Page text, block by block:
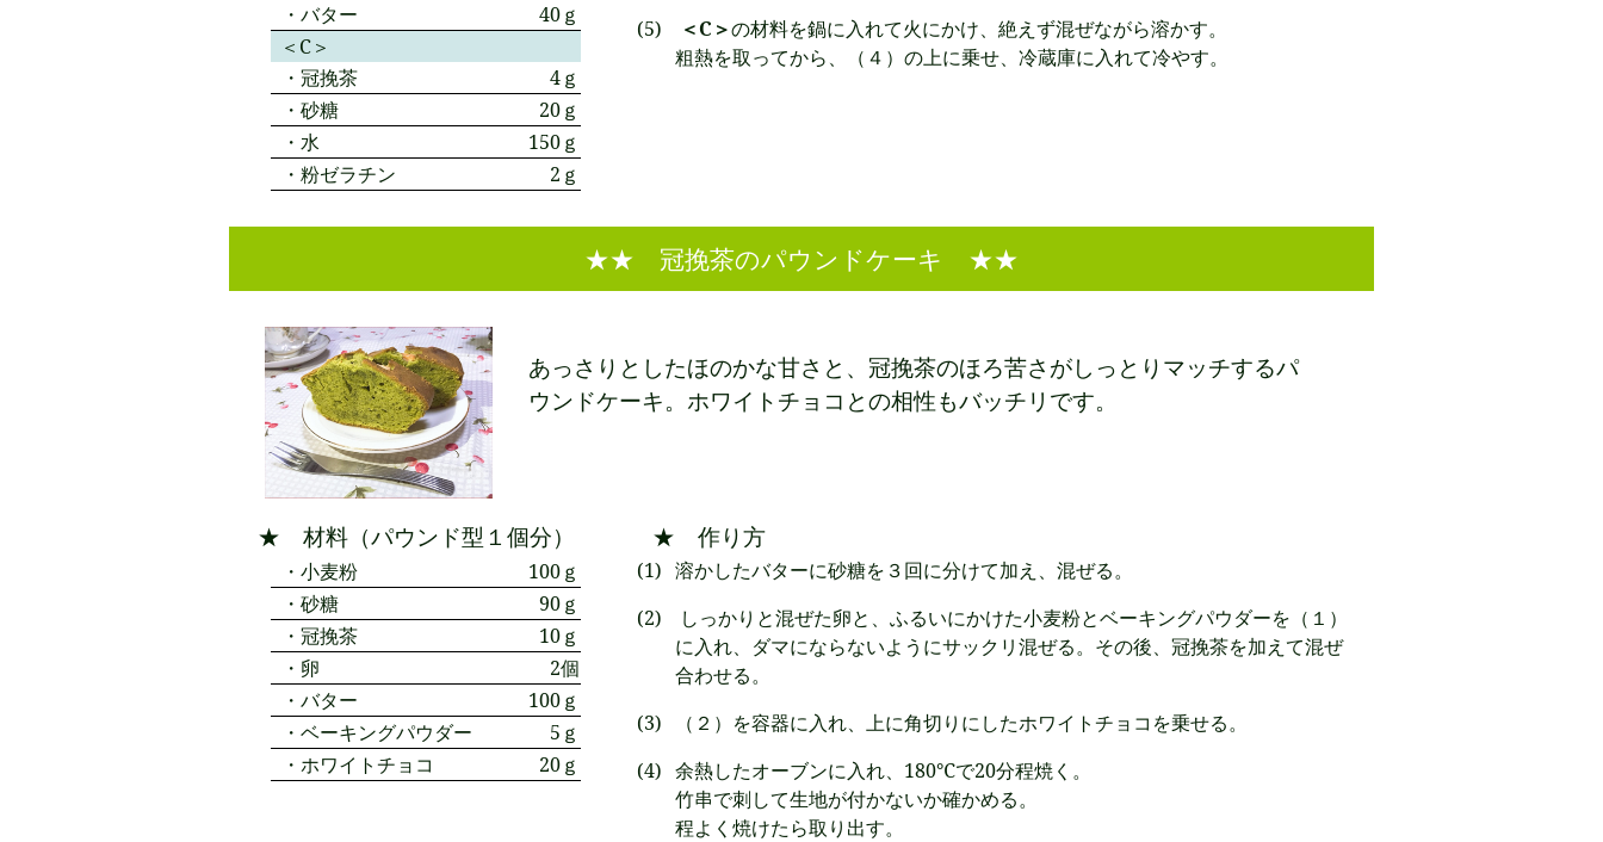
バター
40ｇ
＜C＞
冠挽茶
4ｇ
砂糖
20ｇ
水
150ｇ
粉ゼラチン
2ｇ
＜C＞の材料を鍋に入れて火にかけ、絶えず混ぜながら溶かす。
粗熱を取ってから、（４）の上に乗せ、冷蔵庫に入れて冷やす。
★★ 冠挽茶のパウンドケーキ ★★
あっさりとしたほのかな甘さと、冠挽茶のほろ苦さがしっとりマッチするパ
ウンドケーキ。ホワイトチョコとの相性もバッチリです。
★ 材料（パウンド型１個分）
小麦粉
100ｇ
砂糖
90ｇ
冠挽茶
10ｇ
卵
2個
バター
100ｇ
ベーキングパウダー
5ｇ
ホワイトチョコ
20ｇ
★ 作り方
溶かしたバターに砂糖を３回に分けて加え、混ぜる。
しっかりと混ぜた卵と、ふるいにかけた小麦粉とベーキングパウダーを（１）
に入れ、ダマにならないようにサックリ混ぜる。その後、冠挽茶を加えて混ぜ
合わせる。
（２）を容器に入れ、上に角切りにしたホワイトチョコを乗せる。
余熱したオーブンに入れ、180℃で20分程焼く。
竹串で刺して生地が付かないか確かめる。
程よく焼けたら取り出す。